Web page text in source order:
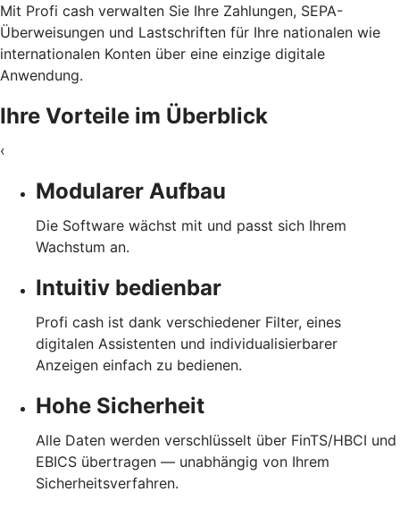
Mit Profi cash verwalten Sie Ihre Zahlungen, SEPA-
Überweisungen und Lastschriften für Ihre nationalen wie
internationalen Konten über eine einzige digitale
Anwendung.
Ihre Vorteile im Überblick
‹
Modularer Aufbau
Die Software wächst mit und passt sich Ihrem
Wachstum an.
Intuitiv bedienbar
Profi cash ist dank verschiedener Filter, eines
digitalen Assistenten und individualisierbarer
Anzeigen einfach zu bedienen.
Hohe Sicherheit
Alle Daten werden verschlüsselt über FinTS/HBCI und
EBICS übertragen — unabhängig von Ihrem
Sicherheitsverfahren.